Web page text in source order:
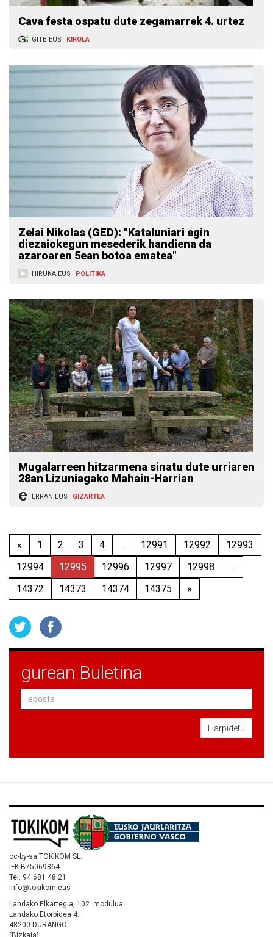
Cava festa ospatu dute zegamarrek 4. urtez
GITB.EUS KIROLA
Zelai Nikolas (GED): "Kataluniari egin
diezaiokegun mesederik handiena da
azaroaren 5ean botoa ematea"
HIRUKA.EUS POLITIKA
Mugalarreen hitzarmena sinatu dute urriaren
28an Lizuniagako Mahain-Harrian
ERRAN.EUS GIZARTEA
« 1 2 3 4 ... 12991 12992
12993
12994
12995 12996 12997 12998
...
14372
14373 14374 14375 »
gurean Buletina
Harpidetu
cc-by-sa TOKIKOM SL.
IFK B75069864.
Tel. 94 681 48 21
info@tokikom.eus
Landako Elkartegia, 102. modulua.
Landako Etorbidea 4.
48200 DURANGO
(Bizkaia)